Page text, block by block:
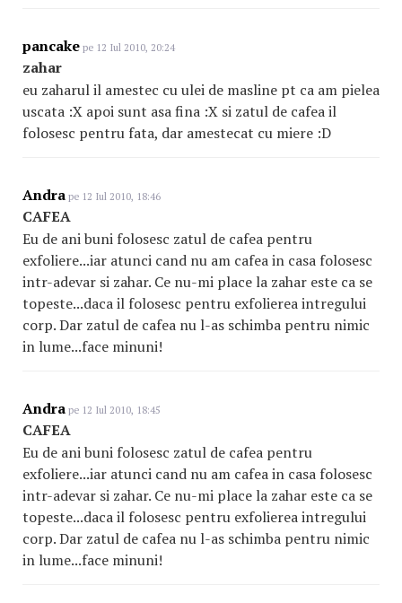
pancake pe 12 Iul 2010, 20:24
zahar
eu zaharul il amestec cu ulei de masline pt ca am pielea
uscata :X apoi sunt asa fina :X si zatul de cafea il
folosesc pentru fata, dar amestecat cu miere :D
Andra pe 12 Iul 2010, 18:46
CAFEA
Eu de ani buni folosesc zatul de cafea pentru
exfoliere...iar atunci cand nu am cafea in casa folosesc
intr-adevar si zahar. Ce nu-mi place la zahar este ca se
topeste...daca il folosesc pentru exfolierea intregului
corp. Dar zatul de cafea nu l-as schimba pentru nimic
in lume...face minuni!
Andra pe 12 Iul 2010, 18:45
CAFEA
Eu de ani buni folosesc zatul de cafea pentru
exfoliere...iar atunci cand nu am cafea in casa folosesc
intr-adevar si zahar. Ce nu-mi place la zahar este ca se
topeste...daca il folosesc pentru exfolierea intregului
corp. Dar zatul de cafea nu l-as schimba pentru nimic
in lume...face minuni!